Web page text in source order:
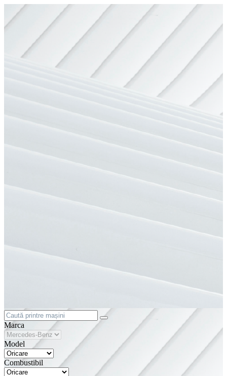
Marca
Model
Combustibil